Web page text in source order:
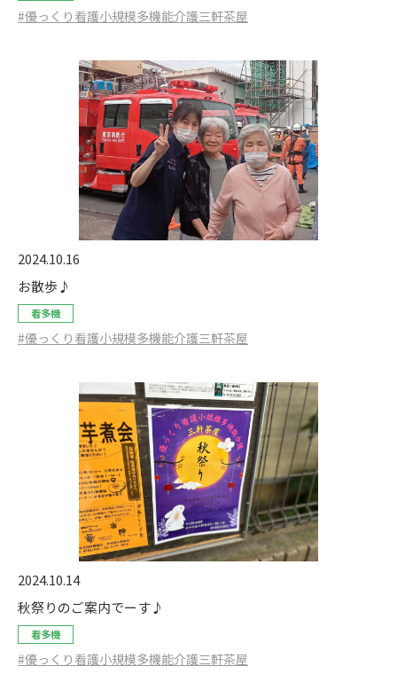
#優っくり看護小規模多機能介護三軒茶屋
2024.10.16
お散歩♪
看多機
#優っくり看護小規模多機能介護三軒茶屋
2024.10.14
秋祭りのご案内でーす♪
看多機
#優っくり看護小規模多機能介護三軒茶屋